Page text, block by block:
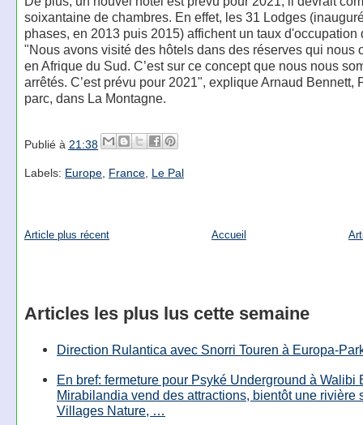
soixantaine de chambres. En effet, les 31 Lodges
phases, en 2013 puis 2015) affichent un taux d'occupation
"Nous avons visité des hôtels dans des réserves qui nous
en Afrique du Sud. C’est sur ce concept que nous nous
arrêtés. C’est prévu pour 2021", explique Arnaud Bennett,
parc, dans La Montagne.
Publié à 21:38
Labels: Europe, France, Le Pal
Article plus récent Accueil
Articles les plus lus cette semaine
Direction Rulantica avec Snorri Touren à Europa-
En bref: fermeture pour Psyké Underground à Walibi
Mirabilandia vend des attractions, bientôt une rivière
Villages Nature, …